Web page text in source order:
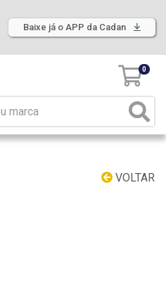
Baixe já o APP da Cadan
0
VOLTAR